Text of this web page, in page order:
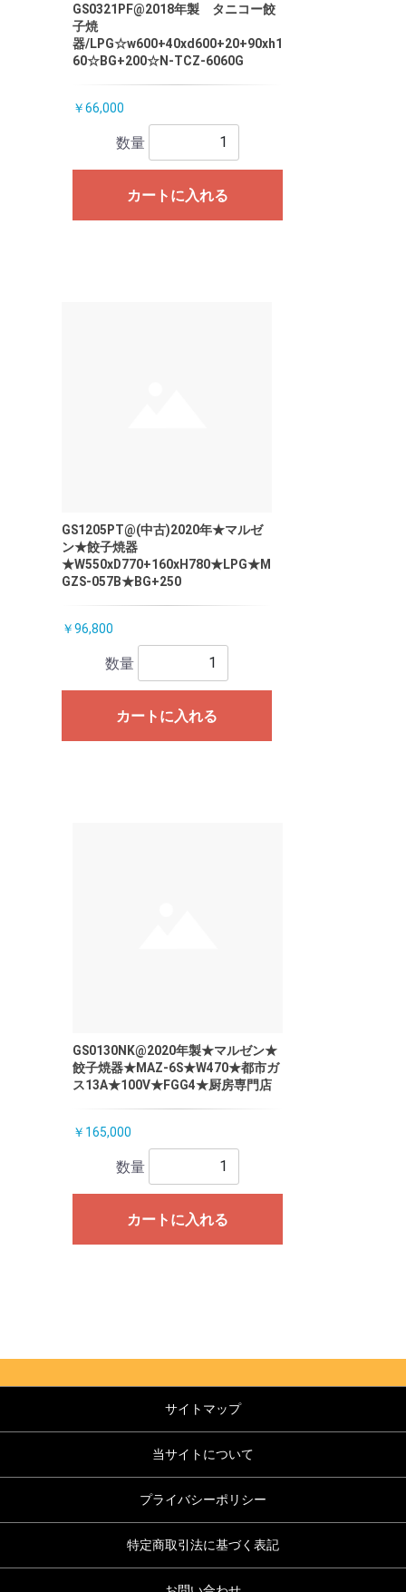
GS0321PF@2018年製 タニコー餃
子焼
器/LPG☆w600+40xd600+20+90xh1
60☆BG+200☆N-TCZ-6060G
￥66,000
数量
カートに入れる
GS1205PT@(中古)2020年★マルゼ
ン★餃子焼器
★W550xD770+160xH780★LPG★M
GZS-057B★BG+250
￥96,800
数量
カートに入れる
GS0130NK@2020年製★マルゼン★
餃子焼器★MAZ-6S★W470★都市ガ
ス13A★100V★FGG4★厨房専門店
￥165,000
数量
カートに入れる
サイトマップ
当サイトについて
プライバシーポリシー
特定商取引法に基づく表記